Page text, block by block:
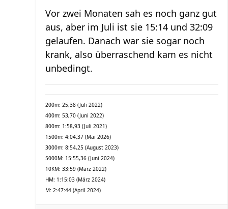
Vor zwei Monaten sah es noch ganz gut
aus, aber im Juli ist sie 15:14 und 32:09
gelaufen. Danach war sie sogar noch
krank, also überraschend kam es nicht
unbedingt.
200m: 25,38 (Juli 2022)
400m: 53,70 (Juni 2022)
800m: 1:58,93 (Juli 2021)
1500m: 4:04,37 (Mai 2026)
3000m: 8:54,25 (August 2023)
5000M: 15:55,36 (Juni 2024)
10KM: 33:59 (März 2022)
HM: 1:15:03 (März 2024)
M: 2:47:44 (April 2024)